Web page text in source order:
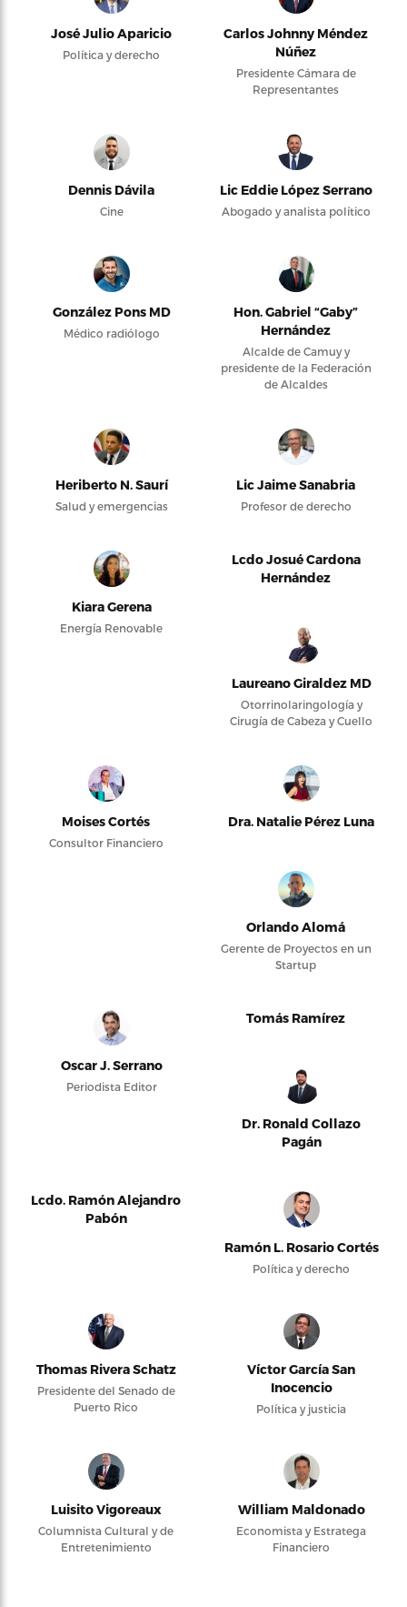
José Julio Aparicio
Política y derecho
Carlos Johnny Méndez
Núñez
Presidente Cámara de
Representantes
Dennis Dávila
Cine
Lic Eddie López Serrano
Abogado y analista político
González Pons MD
Médico radiólogo
Hon. Gabriel “Gaby”
Hernández
Alcalde de Camuy y
presidente de la Federación
de Alcaldes
Heriberto N. Saurí
Salud y emergencias
Lic Jaime Sanabria
Profesor de derecho
Kiara Gerena
Energía Renovable
Lcdo Josué Cardona
Hernández
Laureano Giraldez MD
Otorrinolaringología y
Cirugía de Cabeza y Cuello
Moises Cortés
Consultor Financiero
Dra. Natalie Pérez Luna
Orlando Alomá
Gerente de Proyectos en un
Startup
Oscar J. Serrano
Periodista Editor
Tomás Ramírez
Dr. Ronald Collazo
Pagán
Lcdo. Ramón Alejandro
Pabón
Ramón L. Rosario Cortés
Política y derecho
Thomas Rivera Schatz
Presidente del Senado de
Puerto Rico
Víctor García San
Inocencio
Política y justicia
Luisito Vigoreaux
Columnista Cultural y de
Entretenimiento
William Maldonado
Economista y Estratega
Financiero